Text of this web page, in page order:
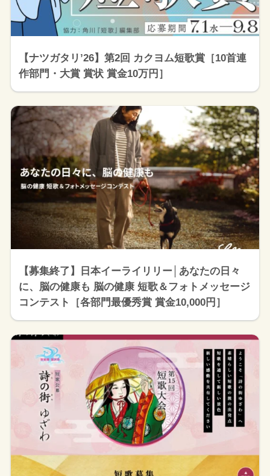
【ナツガタリ’26】第2回 カクヨム短歌賞［10首連
作部門・大賞 賞状 賞金10万円］
【募集終了】日本イーライリリー│あなたの日々
に、脳の健康も 脳の健康 短歌＆フォトメッセージ
コンテスト［各部門最優秀賞 賞金10,000円］